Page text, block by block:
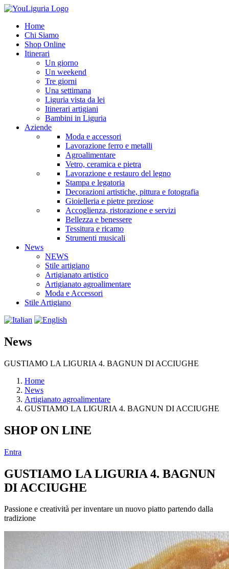
Home
Chi Siamo
Shop Online
Itinerari
Un giorno
Un weekend
Tre giorni
Una settimana
Liguria vista da lei
Itinerari artigiani
Bambini in Liguria
Aziende
Moda e accessori
Lavorazione ferro e metalli
Agroalimentare
Vetro, ceramica e pietra
Lavorazione e restauro del legno
Stampa e legatoria
Decorazioni artistiche, pittura e fotografia
Gioielleria e pietre preziose
Accoglienza, ristorazione e servizi
Bellezza e benessere
Tessitura e ricamo
Strumenti musicali
News
NEWS
Stile artigiano
Artigianato artistico
Artigianato agroalimentare
Moda e Accessori
Stile Artigiano
News
GUSTIAMO LA LIGURIA 4. BAGNUN DI ACCIUGHE
Home
News
Artigianato agroalimentare
GUSTIAMO LA LIGURIA 4. BAGNUN DI ACCIUGHE
SHOP ON LINE
Entra
GUSTIAMO LA LIGURIA 4. BAGNUN
DI ACCIUGHE
Passione e creatività per inventare un nuovo piatto partendo dalla
tradizione